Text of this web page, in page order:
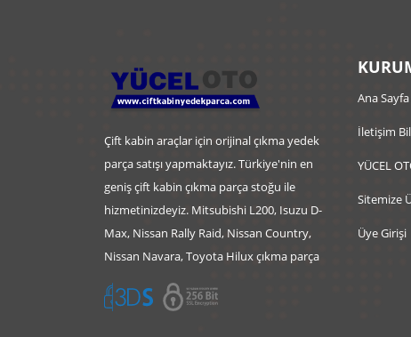
Çift kabin araçlar için orijinal çıkma yedek
parça satışı yapmaktayız. Türkiye'nin en
geniş çift kabin çıkma parça stoğu ile
hizmetinizdeyiz. Mitsubishi L200, Isuzu D-
Max, Nissan Rally Raid, Nissan Country,
Nissan Navara, Toyota Hilux çıkma parça
Ana Sayfa
İletişim
YÜCEL
Sitemize
Üye Girişi